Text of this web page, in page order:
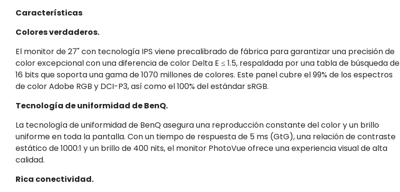
Características
Colores verdaderos.
El monitor de 27" con tecnología IPS viene precalibrado de fábrica para garantizar una precisión de
color excepcional con una diferencia de color Delta E ≤ 1.5, respaldada por una tabla de búsqueda de
16 bits que soporta una gama de 1070 millones de colores. Este panel cubre el 99% de los espectros
de color Adobe RGB y DCI-P3, así como el 100% del estándar sRGB.
Tecnología de uniformidad de BenQ.
La tecnología de uniformidad de BenQ asegura una reproducción constante del color y un brillo
uniforme en toda la pantalla. Con un tiempo de respuesta de 5 ms (GtG), una relación de contraste
estático de 1000:1 y un brillo de 400 nits, el monitor PhotoVue ofrece una experiencia visual de alta
calidad.
Rica conectividad.